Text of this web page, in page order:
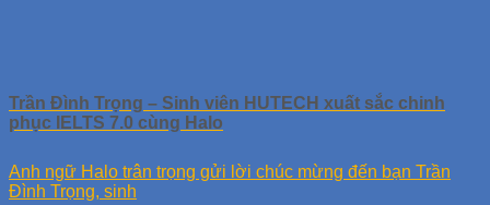
Trần Đình Trọng – Sinh viên HUTECH xuất sắc chinh
phục IELTS 7.0 cùng Halo
Anh ngữ Halo trân trọng gửi lời chúc mừng đến bạn Trần
Đình Trọng, sinh